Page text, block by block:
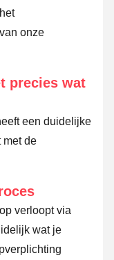
onze
precies wat
een duidelijke
met de
verloopt via
wat je